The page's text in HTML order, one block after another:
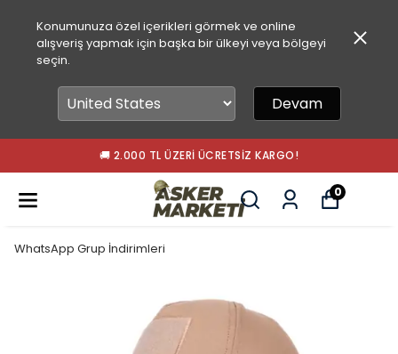
Konumunuza özel içerikleri görmek ve online
alışveriş yapmak için başka bir ülkeyi veya bölgeyi
seçin.
Devam
🚚 2.000 TL ÜZERI ÜCRETSIZ KARGO!
0
WhatsApp Grup İndirimleri